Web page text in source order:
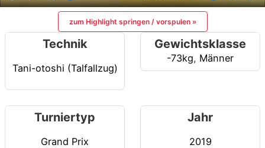
zum Highlight springen / vorspulen »
Technik
Tani-otoshi (Talfallzug)
Gewichtsklasse
-73kg, Männer
Turniertyp
Grand Prix
Jahr
2019